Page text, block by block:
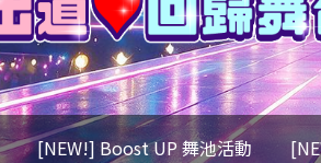
[NEW!] Boost UP 舞池活動